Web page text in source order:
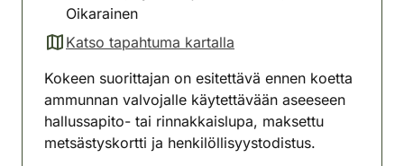
Oikarainen
Katso tapahtuma kartalla
(avautuu uuteen välilehteen)
Kokeen suorittajan on esitettävä ennen koetta
ammunnan valvojalle käytettävään aseeseen
hallussapito- tai rinnakkaislupa, maksettu
metsästyskortti ja henkilöllisyystodistus.